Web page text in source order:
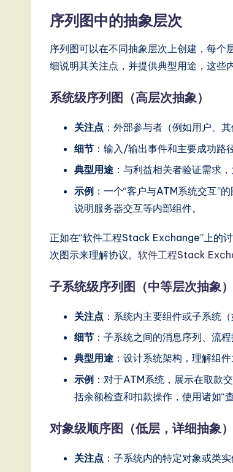
in
A
序列图中的抽象层次
序列图可以在不同抽象层次上创建，每个
细说明其关注点，并提供典型用途，这些
系统级序列图（高层次抽象）
关注点 ：外部参与者（例如用户、
细节 ：输入/输出事件和主要成功路
典型用途 ：与利益相关者验证需求
示例 ：一个“客户与ATM系统交互”
说明服务器交互等内部组件。
正如在“软件工程Stack Exchange”上的
次图示来理解协议。 软件工程Stack
子系统级序列图（中等层次抽象）
关注点 ：系统内主要组件或子系统
细节 ：子系统之间的消息序列、流
典型用途 ：设计系统架构，理解组
示例 ：对于ATM系统，展示在取款
括余额检查和扣款操作，使用诸如“
对象级顺序图（低层，详细抽象）
关注点 ：子系统内的特定对象或类